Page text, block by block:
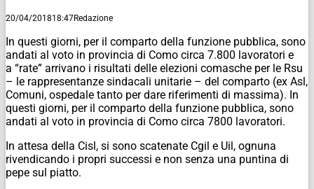
20/04/201818:47Redazione
In questi giorni, per il comparto della funzione pubblica, sono
andati al voto in provincia di Como circa 7.800 lavoratori e
a “rate” arrivano i risultati delle elezioni comasche per le Rsu
– le rappresentanze sindacali unitarie – del comparto (ex Asl,
Comuni, ospedale tanto per dare riferimenti di massima). In
questi giorni, per il comparto della funzione pubblica, sono
andati al voto in provincia di Como circa 7800 lavoratori.
In attesa della Cisl, si sono scatenate Cgil e Uil, ognuna
rivendicando i propri successi e non senza una puntina di
pepe sul piatto.